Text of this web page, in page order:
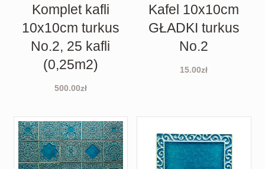
Komplet kafli
10x10cm turkus
No.2, 25 kafli
(0,25m2)
500.00zł
Kafel 10x10cm
GŁADKI turkus
No.2
15.00zł